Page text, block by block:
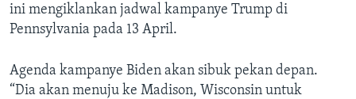
ini mengiklankan jadwal kampanye Trump di
Pennsylvania pada 13 April.
Agenda kampanye Biden akan sibuk pekan depan.
“Dia akan menuju ke Madison, Wisconsin untuk